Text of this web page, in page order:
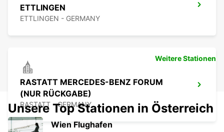
ETTLINGEN
ETTLINGEN - GERMANY
RASTATT MERCEDES-BENZ FORUM
(NUR RÜCKGABE)
RASTATT - GERMANY
Weitere Stationen
Unsere Top Stationen in Österreich
Wien Flughafen